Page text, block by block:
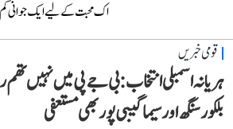
اک محبت کے لیے ایک جوانی
قومی خبریں
ہریانہ اسمبلی انتخاب: بی جے پی میں نہیں تھم
بلکور سنگھ اور سیما گیبی پور بھی مستعفی